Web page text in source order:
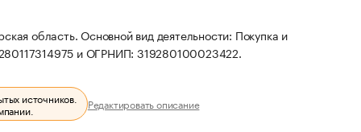
область. Основной вид деятельности: Покупка и
и ОГРНИП: 319280100023422.
источников.
Редактировать описание